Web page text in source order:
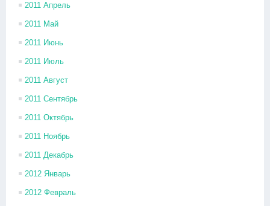
2011 Апрель
2011 Май
2011 Июнь
2011 Июль
2011 Август
2011 Сентябрь
2011 Октябрь
2011 Ноябрь
2011 Декабрь
2012 Январь
2012 Февраль